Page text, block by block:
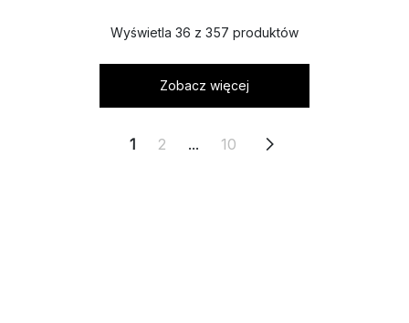
Wyświetla 36 z 357 produktów
Zobacz więcej
1 2 ... 10